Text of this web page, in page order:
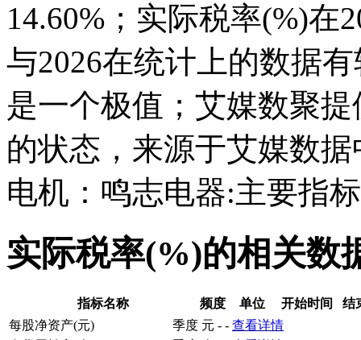
14.60%；实际税率(%)在
与2026在统计上的数据
是一个极值；艾媒数聚
的状态，来源于艾媒数
电机：鸣志电器:主要指
实际税率(%)的相关数
指标名称 频度 单位 开始时间
结
每股净资产(元)
季度 元 - - 查看详情